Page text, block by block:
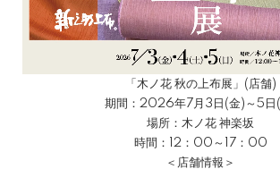
「木ノ花 秋の上布展」(店舗)
期間：2026年7月3日(金)～5日
場所：木ノ花 神楽坂
時間：12：00～17：00
＜店舗情報＞